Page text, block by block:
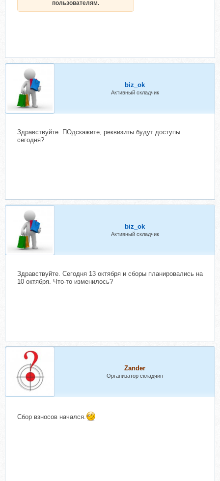
пользователям.
biz_ok
Активный складчик
Здравствуйте. ПОдскажите, реквизиты будут доступы
сегодня?
biz_ok
Активный складчик
Здравствуйте. Сегодня 13 октября и сборы планировались на
10 октября. Что-то изменилось?
Zander
Организатор складчин
Сбор взносов начался.